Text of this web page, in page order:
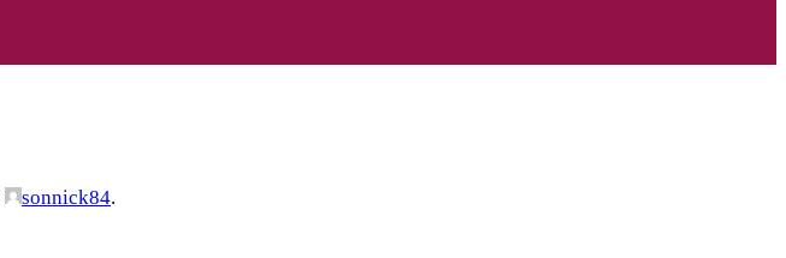
sonnick84.